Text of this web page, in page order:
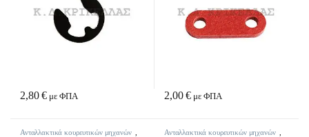
2,80€ με ΦΠΑ 2,00€ με ΦΠΑ
Ανταλλακτικά κουρευτικών μηχανών Ανταλλακτικά κουρευτικών μηχανών